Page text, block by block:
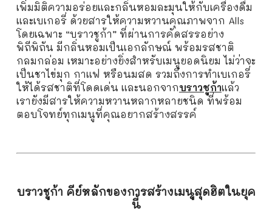
เพิ่มมิติความอร่อยและกลิ่นหอมละมุนให้กับเครื่องดื่ม
และเบเกอรี่ ด้วยสารให้ความหวานคุณภาพจาก Alls
โดยเฉพาะ “บราวชูก้า”ที่ผ่านการคัดสรรอย่าง
พิถีพิถัน มีกลิ่นหอมเป็นเอกลักษณ์ พร้อมรสชาติ
กลมกล่อม เหมาะอย่างยิ่งสำหรับเมนูยอดนิยม ไม่ว่าจะ
เป็นชาไข่มุก กาแฟ หรือนมสด รวมถึงการทำเบเกอรี่
ให้ได้รสชาติที่โดดเด่น และนอกจากบราวชูก้าแล้ว
เรายังมีสารให้ความหวานหลากหลายชนิด ที่พร้อม
ตอบโจทย์ทุกเมนูที่คุณอยากสร้างสรรค์
บราวชูก้า คีย์หลักของการสร้างเมนูสุดฮิตในยุค
นี้